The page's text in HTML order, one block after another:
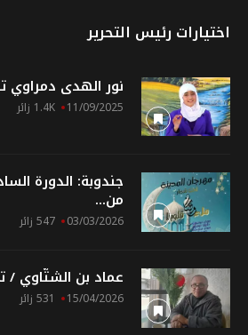
اختيارات رئيس التحرير
نور الهدى دمراوي
11/09/2025 1.4K زائر
جندوبة: الدورة
من...
03/03/2026 547 زائر
عماد بن الشتّاوي
15/04/2026 531 زائر